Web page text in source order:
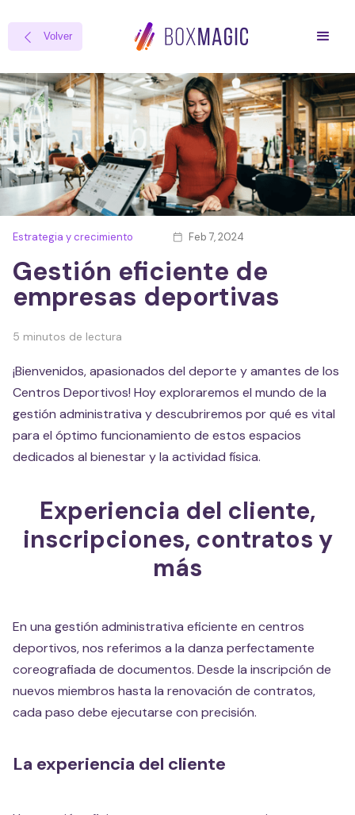
 Volver
Estrategia y crecimiento  Feb 7, 2024
Gestión eficiente de
empresas deportivas
5 minutos de lectura
¡Bienvenidos, apasionados del deporte y amantes de los
Centros Deportivos! Hoy exploraremos el mundo de la
gestión administrativa y descubriremos por qué es vital
para el óptimo funcionamiento de estos espacios
dedicados al bienestar y la actividad física.
Experiencia del cliente,
inscripciones, contratos y
más
En una gestión administrativa eficiente en centros
deportivos, nos referimos a la danza perfectamente
coreografiada de documentos. Desde la inscripción de
nuevos miembros hasta la renovación de contratos,
cada paso debe ejecutarse con precisión.
La experiencia del cliente